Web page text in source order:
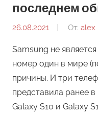
последнем
26.08.2021 От: alex
Samsung не
номер один в мире
причины. И три
представила ранее в
Galaxy S10 и Galaxy